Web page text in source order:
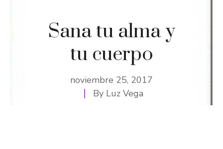
Sana tu alma y
tu cuerpo
noviembre 25, 2017
By Luz Vega